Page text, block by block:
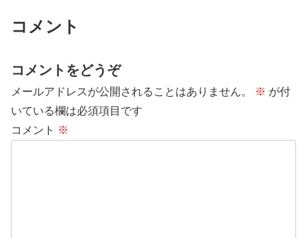
コメント
コメントをどうぞ
メールアドレスが公開されることはありません。 ※ が付
いている欄は必須項目です
コメント ※